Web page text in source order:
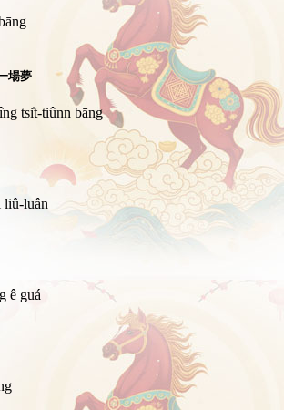
場夢
tsi̍t-tiûnn bāng
liû-luân
ê guá